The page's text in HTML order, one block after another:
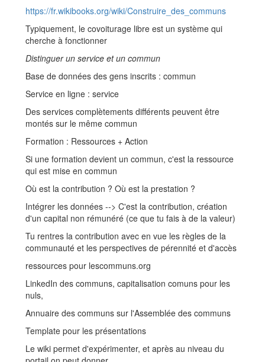
https://fr.wikibooks.org/wiki/Construire_des_communs
Typiquement, le covoiturage libre est un système qui
cherche à fonctionner
Distinguer un service et un commun
Base de données des gens inscrits : commun
Service en ligne : service
Des services complètements différents peuvent être
montés sur le même commun
Formation : Ressources + Action
Si une formation devient un commun, c'est la ressource
qui est mise en commun
Où est la contribution ? Où est la prestation ?
Intégrer les données --> C'est la contribution, création
d'un capital non rémunéré (ce que tu fais à de la valeur)
Tu rentres la contribution avec en vue les règles de la
communauté et les perspectives de pérennité et d'accès
ressources pour lescommuns.org
LinkedIn des communs, capitalisation comuns pour les
nuls,
Annuaire des communs sur l'Assemblée des communs
Template pour les présentations
Le wiki permet d'expérimenter, et après au niveau du